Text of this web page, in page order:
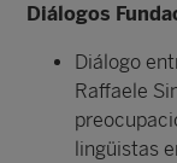
Diálogos
Diálogo
Raffaele
lingüistas